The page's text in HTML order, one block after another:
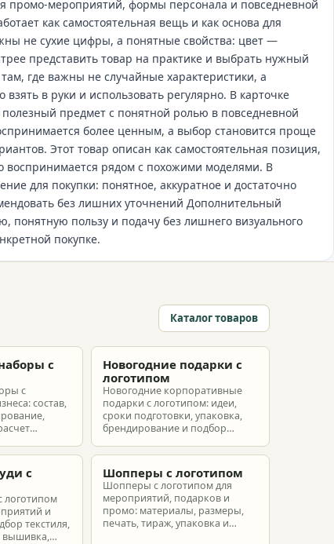
промо‑мероприятий, формы персонала и повседневной
как самостоятельная вещь и как основа для
не сухие цифры, а понятные свойства: цвет —
представить товар на практике и выбрать нужный
где важны не случайные характеристики, а
в руки и использовать регулярно. В карточке
предмет с понятной ролью в повседневной
более ценным, а выбор становится проще
Этот товар описан как самостоятельная позиция,
воспринимается рядом с похожими моделями. В
для покупки: понятное, аккуратное и достаточно
без лишних уточнений Дополнительный
понятную пользу и подачу без лишнего визуального
покупке.
Каталог товаров
с
с
состав,
Новогодние подарки с
логотипом
Новогодние корпоративные
подарки с логотипом: идеи,
сроки подготовки, упаковка,
брендирование и подбор
партнеров и сотрудников.
с
логотипом
и
текстиля,
вышивка,
Шопперы с логотипом
Шопперы с логотипом для
мероприятий, подарков и
промо: материалы, размеры,
печать, тираж, упаковка и